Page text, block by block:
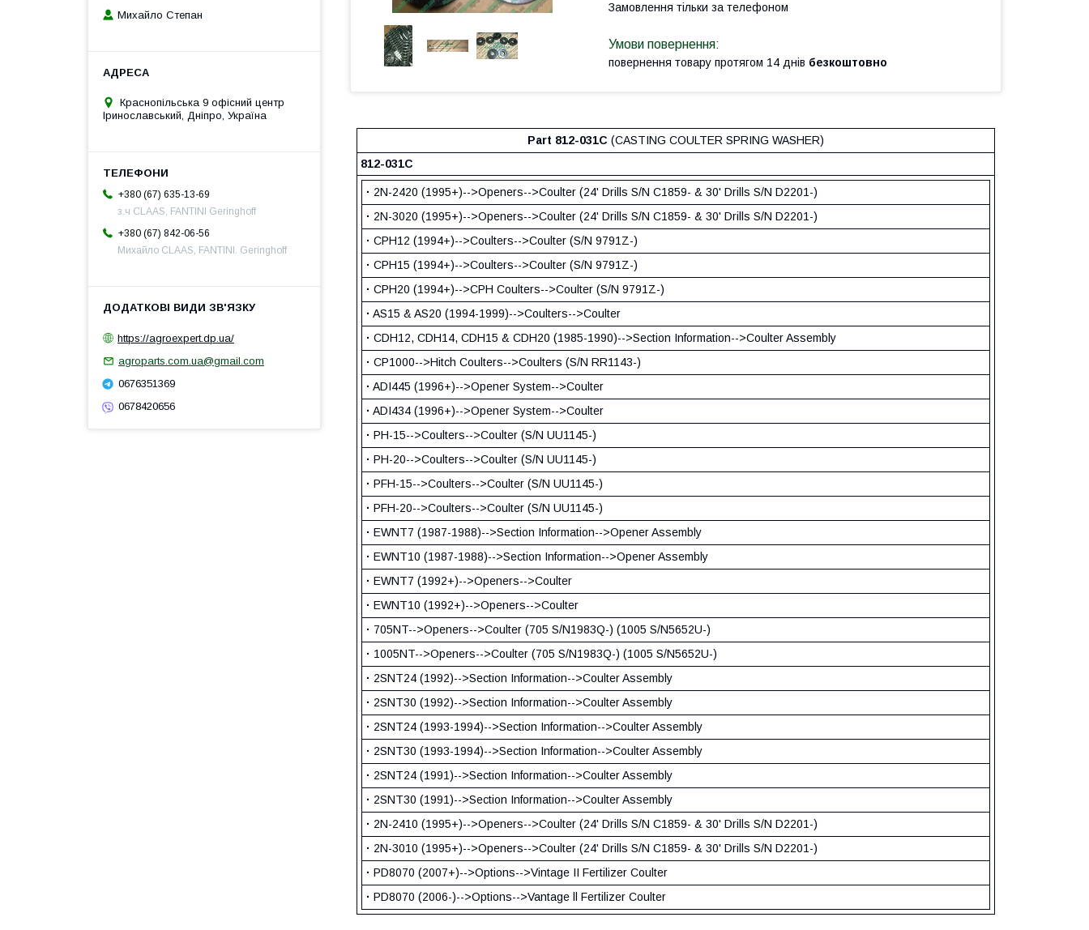
Замовлення тільки за телефоном
повернення товару протягом 14 днів безкоштовно
Part 812-031C (CASTING COULTER SPRING WASHER)
812-031С
· 2N-2420 (1995+)-->Openers-->Coulter (24' Drills S/N C1859- & 30' Drills S/N D2201-)
· 2N-3020 (1995+)-->Openers-->Coulter (24' Drills S/N C1859- & 30' Drills S/N D2201-)
· CPH12 (1994+)-->Coulters-->Coulter (S/N 9791Z-)
· CPH15 (1994+)-->Coulters-->Coulter (S/N 9791Z-)
· CPH20 (1994+)-->CPH Coulters-->Coulter (S/N 9791Z-)
· AS15 & AS20 (1994-1999)-->Coulters-->Coulter
· CDH12, CDH14, CDH15 & CDH20 (1985-1990)-->Section Information-->Coulter Assembly
· CP1000-->Hitch Coulters-->Coulters (S/N RR1143-)
· ADI445 (1996+)-->Opener System-->Coulter
· ADI434 (1996+)-->Opener System-->Coulter
· PH-15-->Coulters-->Coulter (S/N UU1145-)
· PH-20-->Coulters-->Coulter (S/N UU1145-)
· PFH-15-->Coulters-->Coulter (S/N UU1145-)
· PFH-20-->Coulters-->Coulter (S/N UU1145-)
· EWNT7 (1987-1988)-->Section Information-->Opener Assembly
· EWNT10 (1987-1988)-->Section Information-->Opener Assembly
· EWNT7 (1992+)-->Openers-->Coulter
· EWNT10 (1992+)-->Openers-->Coulter
· 705NT-->Openers-->Coulter (705 S/N1983Q-) (1005 S/N5652U-)
· 1005NT-->Openers-->Coulter (705 S/N1983Q-) (1005 S/N5652U-)
· 2SNT24 (1992)-->Section Information-->Coulter Assembly
· 2SNT30 (1992)-->Section Information-->Coulter Assembly
· 2SNT24 (1993-1994)-->Section Information-->Coulter Assembly
· 2SNT30 (1993-1994)-->Section Information-->Coulter Assembly
· 2SNT24 (1991)-->Section Information-->Coulter Assembly
· 2SNT30 (1991)-->Section Information-->Coulter Assembly
· 2N-2410 (1995+)-->Openers-->Coulter (24' Drills S/N C1859- & 30' Drills S/N D2201-)
· 2N-3010 (1995+)-->Openers-->Coulter (24' Drills S/N C1859- & 30' Drills S/N D2201-)
· PD8070 (2007+)-->Options-->Vintage II Fertilizer Coulter
· PD8070 (2006-)-->Options-->Vantage ll Fertilizer Coulter
Михайло Степан
Краснопільська 9 офісний центр
Іринославський, Дніпро, Україна
+380 (67) 635-13-69
з.ч CLAAS, FANTINI Geringhoff
+380 (67) 842-06-56
Михайло CLAAS, FANTINI. Geringhoff
https://agroexpert.dp.ua/
agroparts.com.ua@gmail.com
0676351369
0678420656